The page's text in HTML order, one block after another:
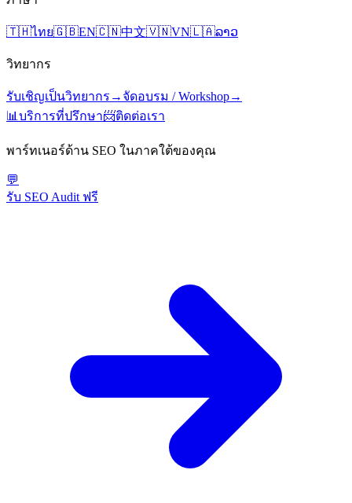
🇹🇭ไทย🇬🇧EN🇨🇳中文🇻🇳VN🇱🇦ລາວ
วิทยากร
รับเชิญเป็นวิทยากร → จัดอบรม / Workshop→
📊 บริการที่ปรึกษา📨ติดต่อเรา
พาร์ทเนอร์ด้าน SEO ในภาคใต้ของคุณ
💬
รับ SEO Audit ฟรี